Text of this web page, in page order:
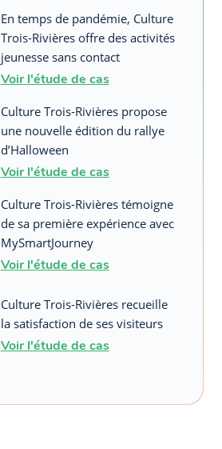
En temps de pandémie, Culture
Trois-Rivières offre des activités
jeunesse sans contact
Voir l'étude de cas
Culture Trois-Rivières propose
une nouvelle édition du rallye
d’Halloween
Voir l'étude de cas
Culture Trois-Rivières témoigne
de sa première expérience avec
MySmartJourney
Voir l'étude de cas
Culture Trois-Rivières recueille
la satisfaction de ses visiteurs
Voir l'étude de cas